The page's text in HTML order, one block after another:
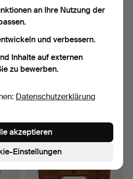
6 Tage
an Ihre Nutzung der
und verbessern.
Inhalte auf externen
zu bewerben.
Datenschutzerklärung
Einstellungen
akzeptieren